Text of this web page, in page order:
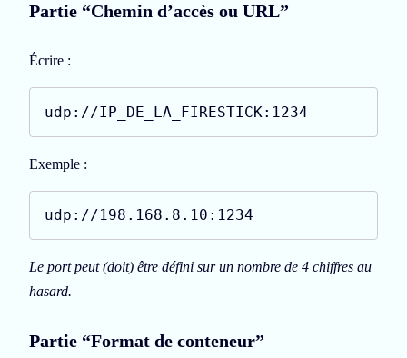
Partie “Chemin d’accès ou URL”
Écrire :
udp://IP_DE_LA_FIRESTICK:1234
Exemple :
udp://198.168.8.10:1234
Le port peut (doit) être défini sur un nombre de 4 chiffres au
hasard.
Partie “Format de conteneur”